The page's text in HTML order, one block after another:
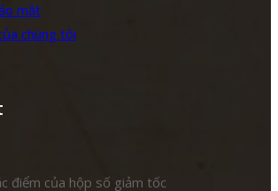
mật
chúng tôi